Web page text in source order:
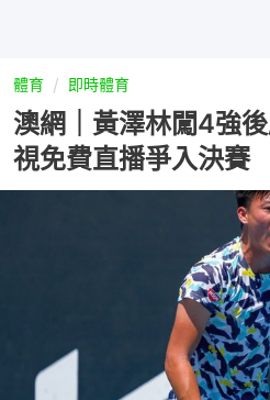
體育 即時體育
澳網｜黃澤林闖4強
視免費直播爭入決賽